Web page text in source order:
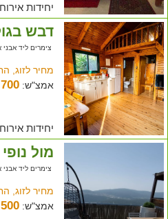
יחידות אירוח:2, בריכה, פינת
דבש
צימרים ליד אבני
מחיר לזוג,
אמצ"ש:700
יחידות אירוח:4, בריכה, פינת
מול
צימרים ליד אבני
מחיר לזוג,
אמצ"ש:500